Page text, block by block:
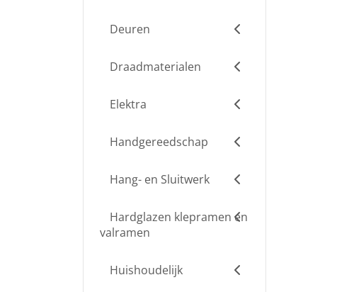
Deuren
Draadmaterialen
Elektra
Handgereedschap
Hang- en Sluitwerk
Hardglazen klepramen en
valramen
Huishoudelijk